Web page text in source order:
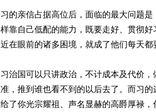
习的亲信占据高位后，面临的最大问题
样靠自己低配的能力，既要走好、贯彻
近在眼前的诸多困境，就成了他们每天都
习治国可以只讲政治，不计成本及代价
准，推到谁也看不到的以后去了。而习
给了你光宗耀祖、声名显赫的高爵厚禄